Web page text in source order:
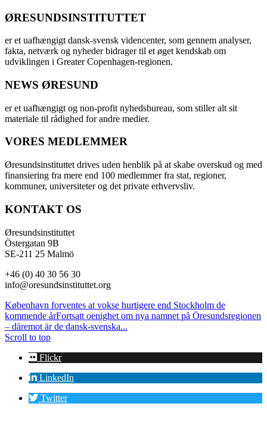
ØRESUNDSINSTITUTTET
er et uafhængigt dansk-svensk videncenter, som gennem analyser,
fakta, netværk og nyheder bidrager til et øget kendskab om
udviklingen i Greater Copenhagen-regionen.
NEWS ØRESUND
er et uafhængigt og non-profit nyhedsbureau, som stiller alt sit
materiale til rådighed for andre medier.
VORES MEDLEMMER
Øresundsinstituttet drives uden henblik på at skabe overskud og med
finansiering fra mere end 100 medlemmer fra stat, regioner,
kommuner, universiteter og det private erhvervsliv.
KONTAKT OS
Øresundsinstituttet
Östergatan 9B
SE-211 25 Malmö
+46 (0) 40 30 56 30
info@oresundsinstituttet.org
København forventes at vokse hurtigere end Stockholm de
kommende årFortsatt oenighet om nya namnet på Öresundsregionen
– däremot är de dansk-svenska...
Scroll to top
Flickr
LinkedIn
Twitter